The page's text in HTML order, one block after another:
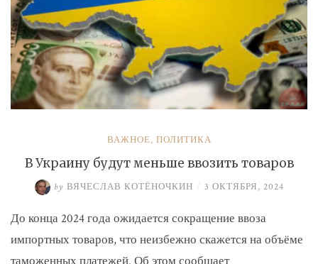
ВАЖНОЕ, ПОЛИТИКА
В Украину будут меньше ввозить товаров
by ВЯЧЕСЛАВ КОТЁНОЧКИН / 3 ОКТЯБРЯ, 2024
До конца 2024 года ожидается сокращение ввоза
импортных товаров, что неизбежно скажется на объёме